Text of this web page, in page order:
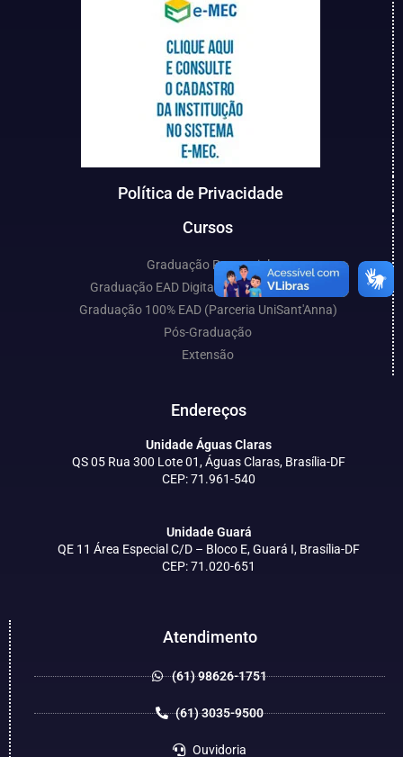
Política de Privacidade
Cursos
Graduação Presencial
Graduação EAD Digital (Parceria UniCESP)
Graduação 100% EAD (Parceria UniSant'Anna)
Pós-Graduação
Extensão
Endereços
Unidade Águas Claras
QS 05 Rua 300 Lote 01, Águas Claras, Brasília-DF
CEP: 71.961-540
Unidade Guará
QE 11 Área Especial C/D – Bloco E, Guará I, Brasília-DF
CEP: 71.020-651
Atendimento
(61) 98626-1751
(61) 3035-9500
Ouvidoria